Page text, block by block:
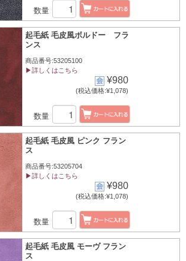
数量
起毛紙 毛皮風ボルドー フラ
ンス
商品番号:53205100
▶詳しくはこちら
¥980
(税込価格:¥1,078)
数量
起毛紙 毛皮風 ピンク フラン
ス
商品番号:53205704
▶詳しくはこちら
¥980
(税込価格:¥1,078)
数量
起毛紙 毛皮風 モーヴ フラン
ス